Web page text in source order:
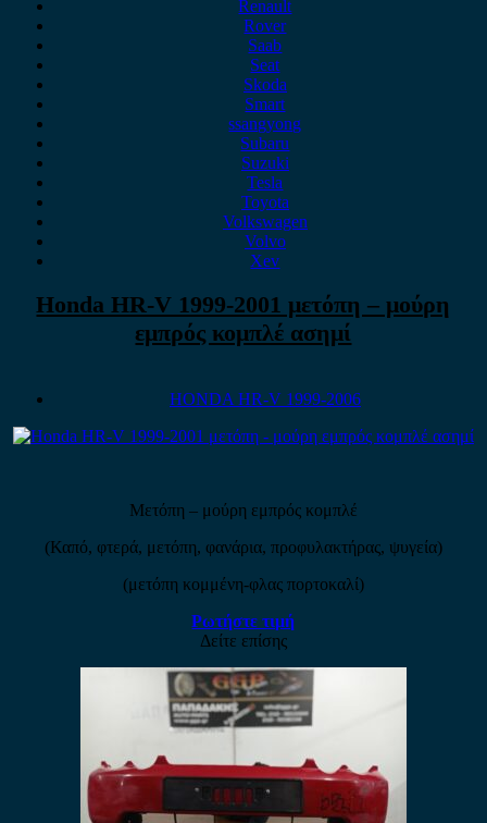
Renault
Rover
Saab
Seat
Skoda
Smart
ssangyong
Subaru
Suzuki
Tesla
Toyota
Volkswagen
Volvo
Xev
Honda HR-V 1999-2001 μετόπη – μούρη
εμπρός κομπλέ ασημί
HONDA HR-V 1999-2006
Μετόπη – μούρη εμπρός κομπλέ
(Καπό, φτερά, μετόπη, φανάρια, προφυλακτήρας, ψυγεία)
(μετόπη κομμένη-φλας πορτοκαλί)
Ρωτήστε τιμή
Δείτε επίσης